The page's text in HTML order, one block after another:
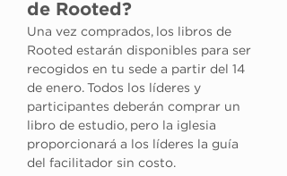
de Rooted?
Una vez comprados, los libros de
Rooted estarán disponibles para ser
recogidos en tu sede a partir del 14
de enero. Todos los líderes y
participantes deberán comprar un
libro de estudio, pero la iglesia
proporcionará a los líderes la guía
del facilitador sin costo.